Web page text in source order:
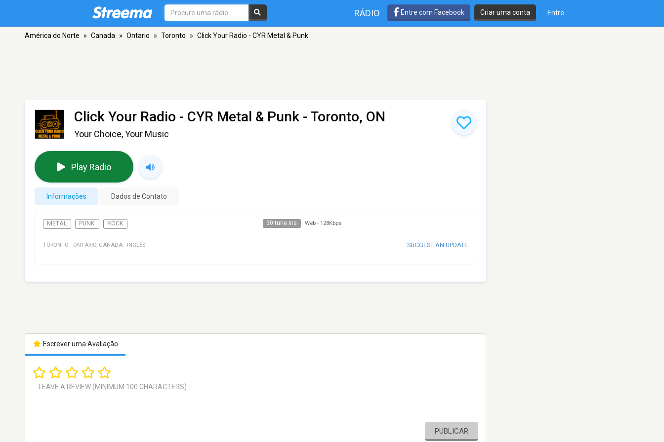
RÁDIO Entre com Facebook Criar uma conta Entre
América do Norte » Canada » Ontario » Toronto » Click Your Radio - CYR Metal & Punk
Click Your Radio - CYR Metal & Punk - Toronto, ON
Your Choice, Your Music
Play Radio
Informações Dados de Contato
METAL PUNK ROCK 30 tune ins Web - 128Kbps
TORONTO · ONTARIO, CANADA · INGLÊS SUGGEST AN UPDATE
Escrever uma Avaliação
PUBLICAR